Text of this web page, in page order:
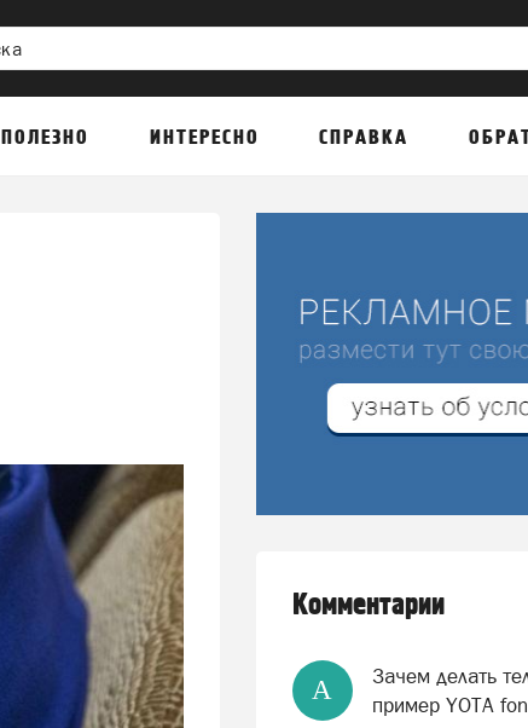
ПОЛЕЗНО ИНТЕРЕСНО СПРАВКА
Комментарии
А
Зачем делать
пример YOTA fon